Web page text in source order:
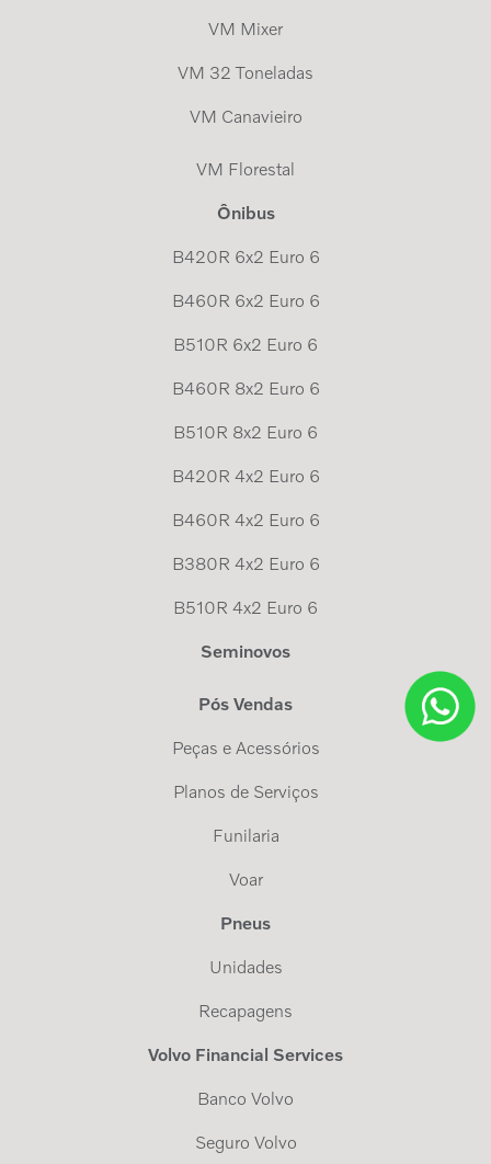
VM Mixer
VM 32 Toneladas
VM Canavieiro
VM Florestal
Ônibus
B420R 6x2 Euro 6
B460R 6x2 Euro 6
B510R 6x2 Euro 6
B460R 8x2 Euro 6
B510R 8x2 Euro 6
B420R 4x2 Euro 6
B460R 4x2 Euro 6
B380R 4x2 Euro 6
B510R 4x2 Euro 6
Seminovos
Pós Vendas
Peças e Acessórios
Planos de Serviços
Funilaria
Voar
Pneus
Unidades
Recapagens
Volvo Financial Services
Banco Volvo
Seguro Volvo